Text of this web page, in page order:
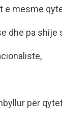
e mesme
dhe pa shije
për